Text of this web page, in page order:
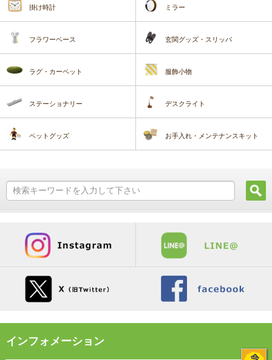
掛け時計 ミラー
フラワーベース 玄関グッズ・スリッパ
ラグ・カーペット 服飾小物
ステーショナリー デスクライト
ペットグッズ お手入れ・メンテナンスキット
インフォメーション